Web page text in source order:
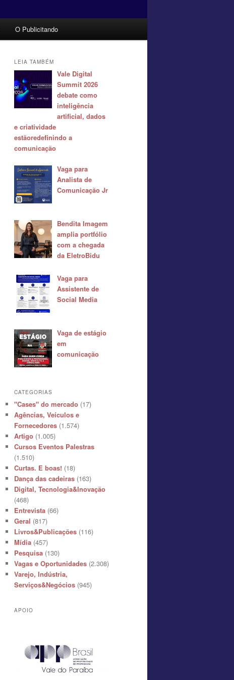
O Publicitando
LEIA TAMBÉM
Vale Digital
Summit 2026
debate como
inteligência
artificial, dados
e criatividade
estãoredefinindo a
comunicação
Vaga para
Analista de
Comunicação Jr
Bendita Imagem
amplia portfólio
com a chegada
da EletroBidu
Vaga para
Assistente de
Social Media
Vaga de estágio
em
comunicação
CATEGORIAS
"Cases" do mercado (17)
Agências, Veículos e
Fornecedores (1.574)
Artigo (1.005)
Cursos Eventos Palestras
(1.510)
Curtas. E boas! (18)
Dança das cadeiras (163)
Digital, Tecnologia&Inovação
(468)
Entrevista (66)
Geral (817)
Livros&Publicações (116)
Mídia (457)
Pesquisa (130)
Vagas e Oportunidades (2.308)
Varejo, Indústria,
Serviços&Negócios (945)
APOIO